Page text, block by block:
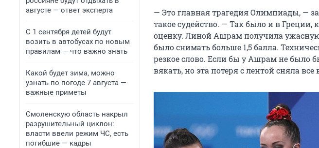
августе — ответ эксперта
С 1 сентября детей будут
возить в автобусах по новым
правилам — что важно знать
Какой будет зима, можно
узнать по погоде 7 августа —
важные приметы
Смоленскую область накрыл
разрушительный циклон:
власти ввели режим ЧС, есть
погибшие — кадры
— Это главная трагедия Олимпиады, —
такое судейство. — Так было и в
оценку. Линой Ашрам получила
было снимать больше 1,5 балла.
резкое слово. Если бы у Ашрам не было
вякать, но эта потеря с лентой сняла